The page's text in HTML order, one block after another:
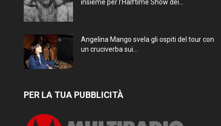
insieme per l’Halftime Show dei...
Angelina Mango svela gli ospiti del tour con
un cruciverba sui...
PER LA TUA PUBBLICITÀ